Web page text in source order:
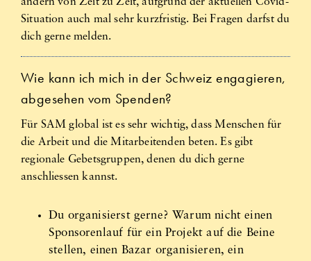
ändern von Zeit zu Zeit, aufgrund der aktuellen Covid-
Situation auch mal sehr kurzfristig. Bei Fragen darfst du
dich gerne melden.
Wie kann ich mich in der Schweiz engagieren,
abgesehen vom Spenden?
Für SAM global ist es sehr wichtig, dass Menschen für
die Arbeit und die Mitarbeitenden beten. Es gibt
regionale Gebetsgruppen, denen du dich gerne
anschliessen kannst.
Du organisierst gerne? Warum nicht einen
Sponsorenlauf für ein Projekt auf die Beine
stellen, einen Bazar organisieren, ein